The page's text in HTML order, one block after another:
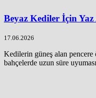
Beyaz Kediler İçin Yaz
17.06.2026
Kedilerin güneş alan
bahçelerde uzun süre